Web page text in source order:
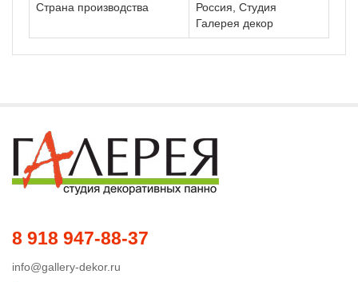
Страна производства
Россия, Студия
Галерея декор
8 918 947-88-37
info@gallery-dekor.ru